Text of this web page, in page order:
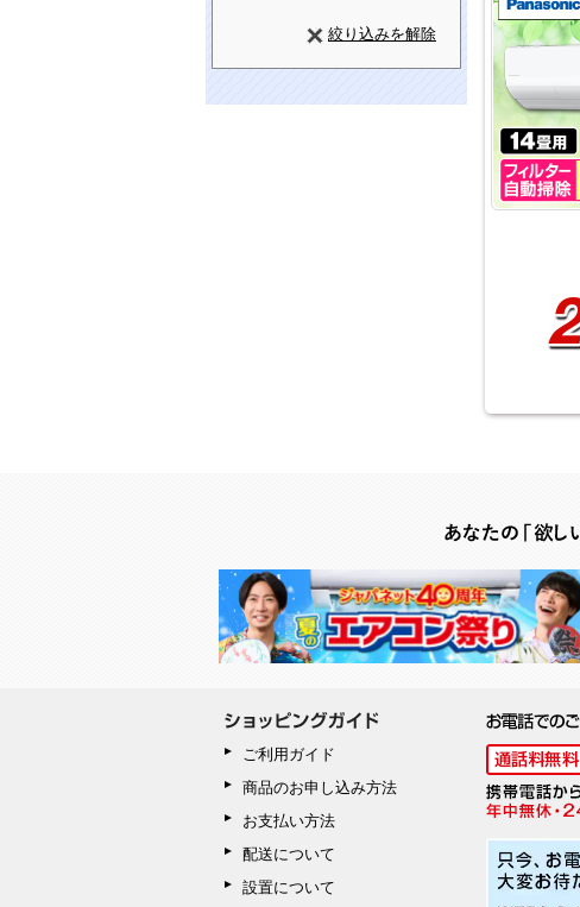
絞り込みを解除
ご利用ガイド
商品のお申し込み方法
お支払い方法
配送について
設置について